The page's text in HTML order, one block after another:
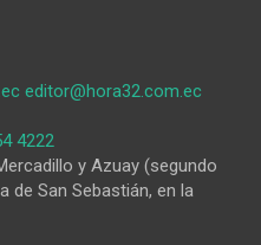
editor@hora32.com.ec
4222
y Azuay (segundo
de San Sebastián, en la